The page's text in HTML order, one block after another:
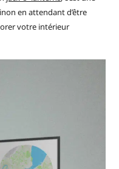
en attendant d’être
votre intérieur